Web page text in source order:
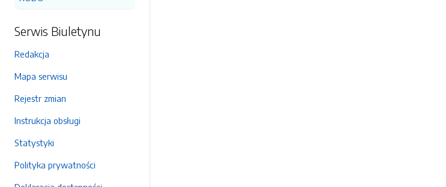
Serwis Biuletynu
Redakcja
Mapa serwisu
Rejestr zmian
Instrukcja obsługi
Statystyki
Polityka prywatności